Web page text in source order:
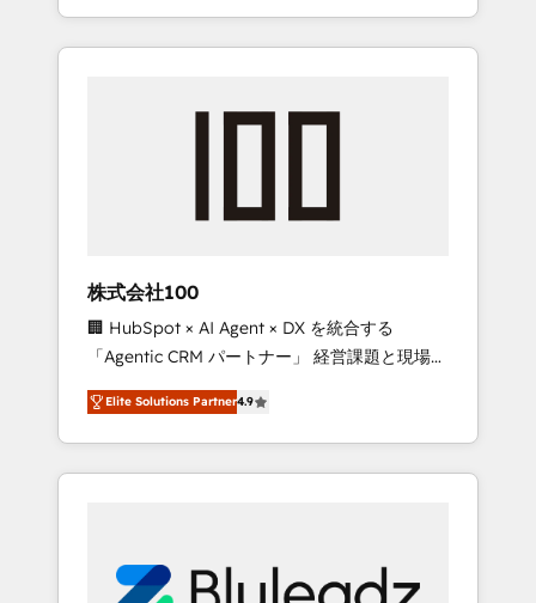
continents ★ AI-First, RevOps-led,
Onboarding obsessed ★ Company of the
engine. We onboard your team, migrate your
from any legacy CRM. Zero downtime, full
data integrity. ➤ Implementation: Configure
HubSpot to run your revenue process. Sales,
marketing, and service wired together. ➤ AI
and Integrations: Layer Breeze AI, custom
agents, and APIs to remove manual work. ➤
Ongoing Management: Monthly tune-ups,
portal? We are built for the work.
株式会社100
🏢 HubSpot × AI Agent × DX を統合する
「Agentic CRM パートナー」 経営課題と現場業
務をつなぐAIネイティブ・エージェンシーとし
て、HubSpot Eliteの実装力で顧客フロント業務
を再設計します。 💡 100inc は何をする会社
か？ HubSpotを共通基盤に、AIエージェントを
部・グループ会社・部門が分立する組織で、デ
Elite Solutions Partner4.9